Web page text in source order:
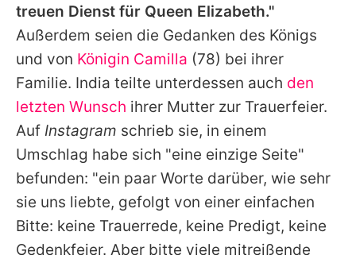
treuen Dienst für Queen Elizabeth."
Außerdem seien die Gedanken des Königs
und von Königin Camilla (78) bei ihrer
Familie. India teilte unterdessen auch den
letzten Wunsch ihrer Mutter zur Trauerfeier.
Auf Instagram schrieb sie, in einem
Umschlag habe sich "eine einzige Seite"
befunden: "ein paar Worte darüber, wie sehr
sie uns liebte, gefolgt von einer einfachen
Bitte: keine Trauerrede, keine Predigt, keine
Gedenkfeier. Aber bitte viele mitreißende